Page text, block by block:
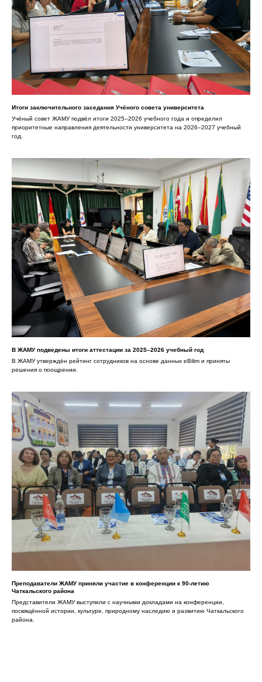
Итоги заключительного заседания Учёного совета университета
Учёный совет ЖАМУ подвёл итоги 2025–2026 учебного года и определил
приоритетные направления деятельности университета на 2026–2027 учебный
год.
В ЖАМУ подведены итоги аттестации за 2025–2026 учебный год
В ЖАМУ утверждён рейтинг сотрудников на основе данных eBilim и приняты
решения о поощрении.
Преподаватели ЖАМУ приняли участие в конференции к 90-летию
Чаткальского района
Представители ЖАМУ выступили с научными докладами на конференции,
посвящённой истории, культуре, природному наследию и развитию Чаткальского
района.